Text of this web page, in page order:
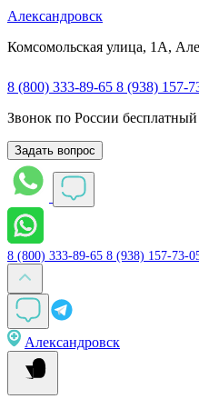
Александровск
Комсомольская улица, 1А,
8 (800) 333-89-65 8 (938) 157-
Звонок по России бесплатный
Задать вопрос
8 (800) 333-89-65 8 (938) 157-73-
Александровск